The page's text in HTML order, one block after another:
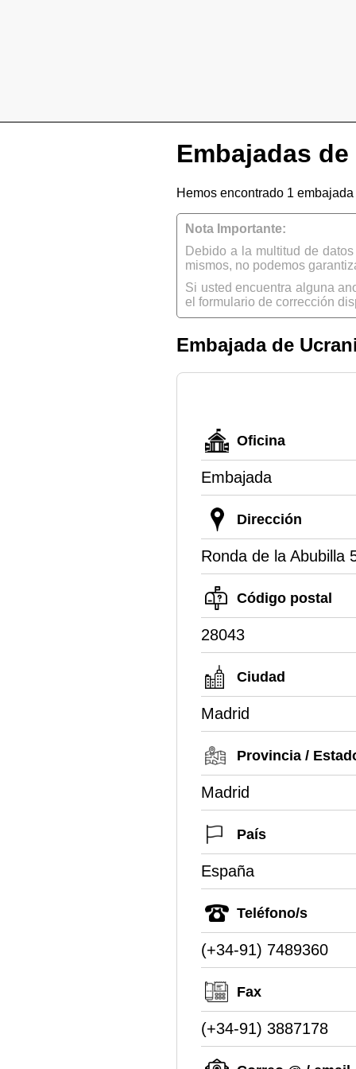
Embajadas
Hemos encontrado 1
Nota Importante:
Debido a la multitud de
mismos, no podemos
Si usted encuentra alguna
el formulario de corrección
Embajada de
Oficina
Embajada
Dirección
Ronda de la Abubilla
Código postal
28043
Ciudad
Madrid
Provincia /
Madrid
País
España
Teléfono/s
(+34-91) 7489360
Fax
(+34-91) 3887178